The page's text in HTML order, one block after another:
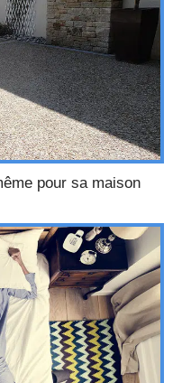
pour sa maison